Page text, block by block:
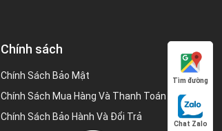
Chính sách
Chính Sách Bảo Mật
Chính Sách Mua Hàng Và Thanh Toán
Chính Sách Bảo Hành Và Đổi Trả
Tìm đường
Chat Zalo